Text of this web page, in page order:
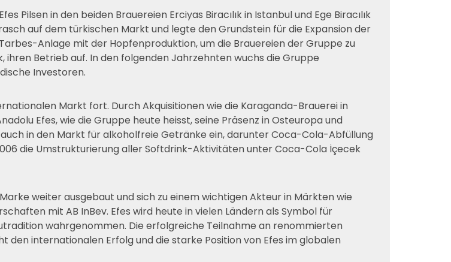
Pilsen in den beiden Brauereien Erciyas Biracılık in Istanbul und Ege Biracılık
auf dem türkischen Markt und legte den Grundstein für die Expansion der
Anlage mit der Hopfenproduktion, um die Brauereien der Gruppe zu
ihren Betrieb auf. In den folgenden Jahrzehnten wuchs die Gruppe
Investoren.
Markt fort. Durch Akquisitionen wie die Karaganda-Brauerei in
Efes, wie die Gruppe heute heisst, seine Präsenz in Osteuropa und
in den Markt für alkoholfreie Getränke ein, darunter Coca-Cola-Abfüllung
die Umstrukturierung aller Softdrink-Aktivitäten unter Coca-Cola İçecek
weiter ausgebaut und sich zu einem wichtigen Akteur in Märkten wie
mit AB InBev. Efes wird heute in vielen Ländern als Symbol für
wahrgenommen. Die erfolgreiche Teilnahme an renommierten
internationalen Erfolg und die starke Position von Efes im globalen